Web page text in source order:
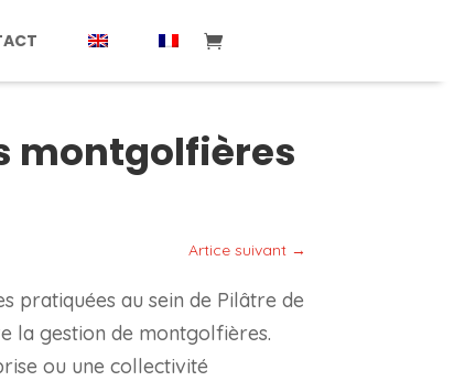
montgolfières
Artice suivant→
pratiquées au sein de Pilâtre de
la gestion de montgolfières.
ou une collectivité